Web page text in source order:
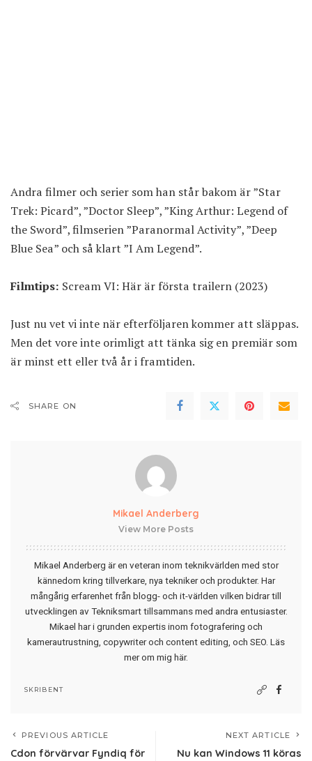
Andra filmer och serier som han står bakom är ”Star
Trek: Picard”, ”Doctor Sleep”, ”King Arthur: Legend of
the Sword”, filmserien ”Paranormal Activity”, ”Deep
Blue Sea” och så klart ”I Am Legend”.
Filmtips: Scream VI: Här är första trailern (2023)
Just nu vet vi inte när efterföljaren kommer att släppas.
Men det vore inte orimligt att tänka sig en premiär som
är minst ett eller två år i framtiden.
SHARE ON
Mikael Anderberg
View More Posts
Mikael Anderberg är en veteran inom teknikvärlden med stor
kännedom kring tillverkare, nya tekniker och produkter. Har
mångårig erfarenhet från blogg- och it-världen vilken bidrar till
utvecklingen av Tekniksmart tillsammans med andra entusiaster.
Mikael har i grunden expertis inom fotografering och
kamerautrustning, copywriter och content editing, och SEO. Läs
mer om mig här.
SKRIBENT
PREVIOUS ARTICLE
Cdon förvärvar Fyndiq för
NEXT ARTICLE
Nu kan Windows 11 köras